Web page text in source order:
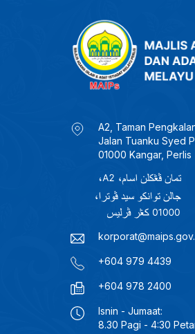
A2, Taman
Jalan Tuanku Syed
01000 Kangar, Perlis
+604 979 4439
+604 978 2400
Isnin - Jumaat:
8.30 Pagi - 4:30